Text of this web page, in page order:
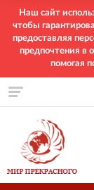
Наш сайт
чтобы
предоставляя
предпочтения в
помогая